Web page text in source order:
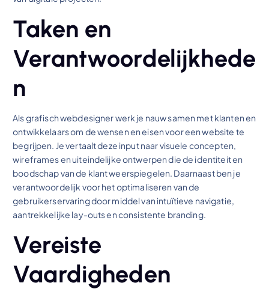
Taken en
Verantwoordelijkhede
n
Als grafisch webdesigner werk je nauw samen met klanten en
ontwikkelaars om de wensen en eisen voor een website te
begrijpen. Je vertaalt deze input naar visuele concepten,
wireframes en uiteindelijke ontwerpen die de identiteit en
boodschap van de klant weerspiegelen. Daarnaast ben je
verantwoordelijk voor het optimaliseren van de
gebruikerservaring door middel van intuïtieve navigatie,
aantrekkelijke lay-outs en consistente branding.
Vereiste
Vaardigheden